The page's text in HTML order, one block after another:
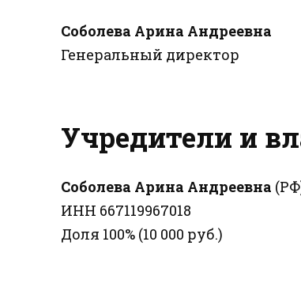
Соболева Арина Андреевна
Генеральный директор
Учредители и
Соболева Арина Андреевна
ИНН 667119967018
Доля 100% (10 000 руб.)